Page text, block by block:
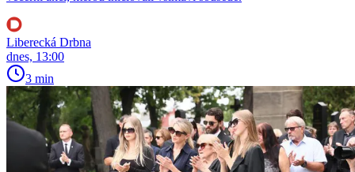
Liberecká Drbna
dnes, 13:00
3 min